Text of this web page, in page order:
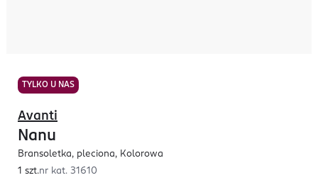
TYLKO U NAS
Avanti
Nanu
Bransoletka, pleciona, Kolorowa
1 szt.nr kat. 31610